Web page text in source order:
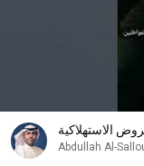
الاستهلاكية
Abdullah Al-